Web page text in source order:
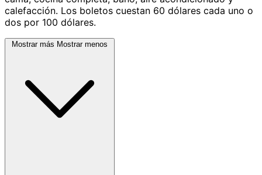
calefacción. Los boletos cuestan 60 dólares cada uno o
dos por 100 dólares.
Mostrar más Mostrar menos